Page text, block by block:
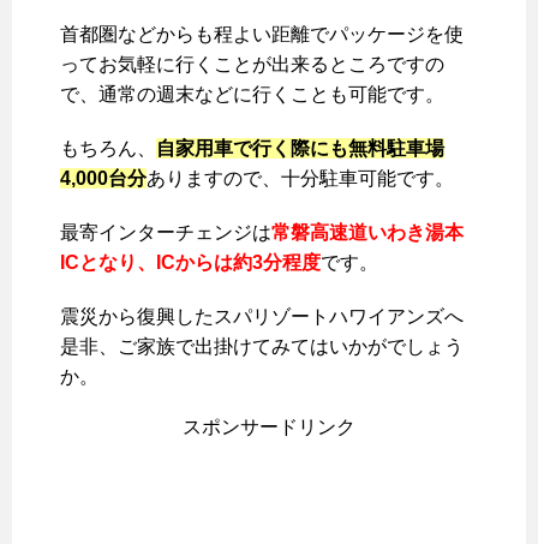
首都圏などからも程よい距離でパッケージを使
ってお気軽に行くことが出来るところですの
で、通常の週末などに行くことも可能です。
もちろん、
自家用車で行く際にも無料駐車場
4,000台分ありますので、十分駐車可能です。
最寄インターチェンジは常磐高速道いわき湯本
ICとなり、ICからは約3分程度です。
震災から復興したスパリゾートハワイアンズへ
是非、ご家族で出掛けてみてはいかがでしょう
か。
スポンサードリンク